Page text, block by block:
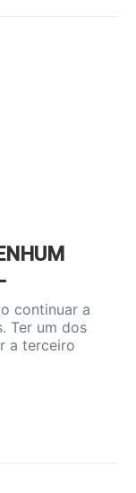
continuar a
Ter um dos
a terceiro